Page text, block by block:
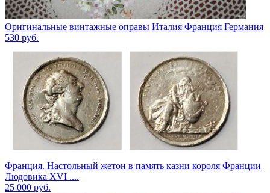
Оригинальные винтажные оправы Италия Франция Германия
530 руб.
Франция. Настольный жетон в память казни короля Франции
Людовика XVI ....
25 000 руб.